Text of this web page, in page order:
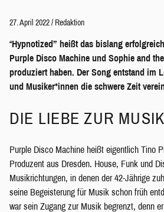
27. April 2022 / Redaktion
“Hypnotized” heißt das bislang
Purple Disco Machine und Sophie and
produziert haben. Der Song entstand im
und Musiker*innen die schwere Zeit
DIE LIEBE ZUR MUSIK
Purple Disco Machine heißt eigentlich Tino
Produzent aus Dresden. House, Funk und
Musikrichtungen, in denen der 42-Jährige
seine Begeisterung für Musik schon früh
war sein Zugang zur Musik begrenzt, denn